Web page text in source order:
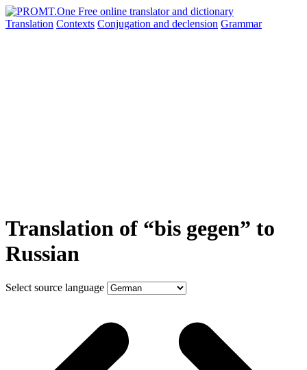
Translation Contexts Conjugation and declension Grammar
Translation of “bis gegen” to
Russian
Select source language